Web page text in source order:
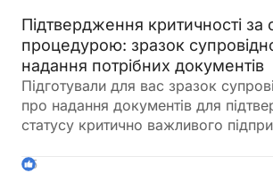
Підтвердження критичності
процедурою: зразок
надання потрібних документів
Підготували для вас зразок
про надання документів для
статусу критично важливого
5